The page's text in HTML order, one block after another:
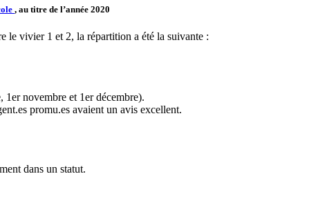
, au titre de l’année 2020
le vivier 1 et 2, la répartition a été la suivante :
1er novembre et 1er décembre).
promu.es avaient un avis excellent.
dans un statut.